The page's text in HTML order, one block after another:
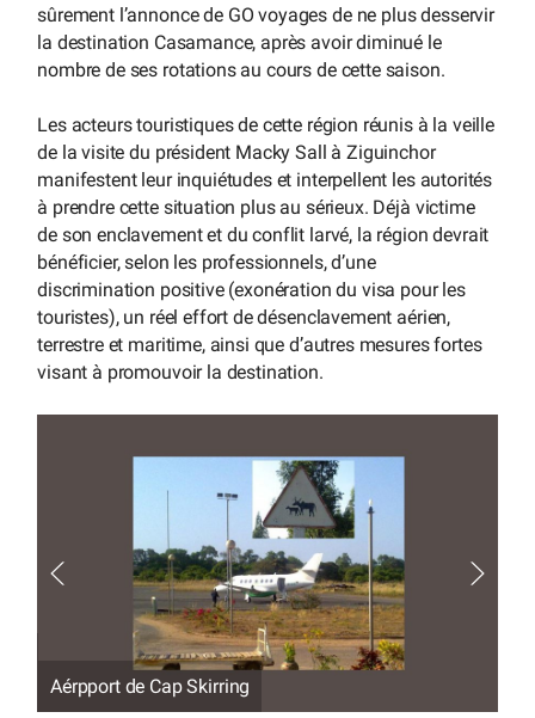
sûrement l’annonce de GO voyages de ne plus desservir
la destination Casamance, après avoir diminué le
nombre de ses rotations au cours de cette saison.
Les acteurs touristiques de cette région réunis à la veille
de la visite du président Macky Sall à Ziguinchor
manifestent leur inquiétudes et interpellent les autorités
à prendre cette situation plus au sérieux. Déjà victime
de son enclavement et du conflit larvé, la région devrait
bénéficier, selon les professionnels, d’une
discrimination positive (exonération du visa pour les
touristes), un réel effort de désenclavement aérien,
terrestre et maritime, ainsi que d’autres mesures fortes
visant à promouvoir la destination.
Aérpport de Cap Skirring